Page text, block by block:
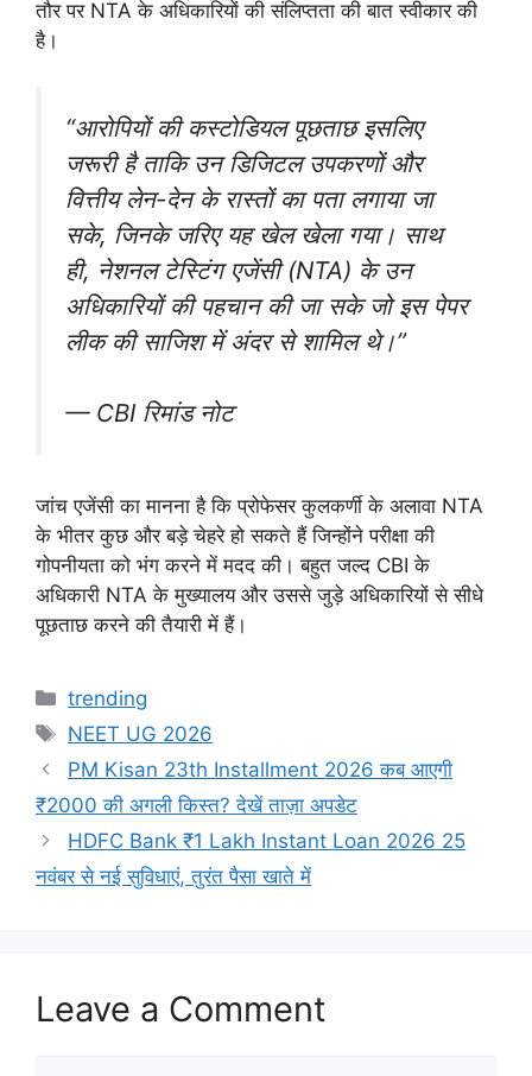
तौर पर NTA के अधिकारियों की संलिप्तता की बात स्वीकार की
है।
“आरोपियों की कस्टोडियल पूछताछ इसलिए
जरूरी है ताकि उन डिजिटल उपकरणों और
वित्तीय लेन-देन के रास्तों का पता लगाया जा
सके, जिनके जरिए यह खेल खेला गया। साथ
ही, नेशनल टेस्टिंग एजेंसी (NTA) के उन
अधिकारियों की पहचान की जा सके जो इस पेपर
लीक की साजिश में अंदर से शामिल थे।”
— CBI रिमांड नोट
जांच एजेंसी का मानना है कि प्रोफेसर कुलकर्णी के अलावा NTA
के भीतर कुछ और बड़े चेहरे हो सकते हैं जिन्होंने परीक्षा की
गोपनीयता को भंग करने में मदद की। बहुत जल्द CBI के
अधिकारी NTA के मुख्यालय और उससे जुड़े अधिकारियों से सीधे
पूछताछ करने की तैयारी में हैं।
Categories
trending
Tags
NEET UG 2026
PM Kisan 23th Installment 2026 कब आएगी
₹2000 की अगली किस्त? देखें ताज़ा अपडेट
HDFC Bank ₹1 Lakh Instant Loan 2026 25
नवंबर से नई सुविधाएं, तुरंत पैसा खाते में
Leave a Comment